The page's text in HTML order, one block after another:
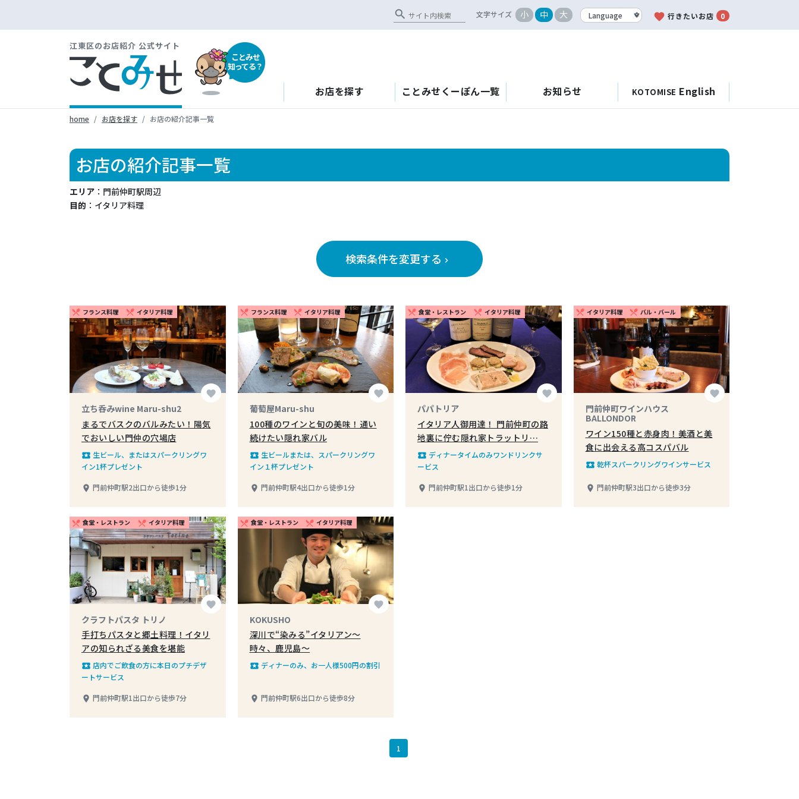
search 文字サイズ 小 中 大 favorite 行きたいお店 0
江東区のお店紹介 公式サイト
ことみせ
知ってる？
お店を探す ことみせくーぽん一覧 お知らせ KOTOMISE English
home お店を探す お店の紹介記事一覧
お店の紹介記事一覧
エリア ：門前仲町駅周辺
目的 ：イタリア料理
検索条件を変更する keyboard_arrow_right
restaurant_menu フランス料理 restaurant_menu イタリア料理
favorite
立ち呑みwine Maru-shu2
まるでバスクのバルみたい！陽気
でおいしい門仲の穴場店
local_play 生ビール、またはスパークリングワ
イン1杯プレゼント
place 門前仲町駅2出口から徒歩1分
restaurant_menu フランス料理 restaurant_menu イタリア料理
favorite
葡萄屋Maru-shu
100種のワインと旬の美味！通い
続けたい隠れ家バル
local_play 生ビールまたは、スパークリングワ
イン１杯プレゼント
place 門前仲町駅4出口から徒歩1分
restaurant_menu 食堂・レストラン restaurant_menu イタリア料理
favorite
パパトリア
イタリア人御用達！ 門前仲町の路
地裏に佇む隠れ家トラットリ…
local_play ディナータイムのみワンドリンクサ
ービス
place 門前仲町駅1出口から徒歩1分
restaurant_menu イタリア料理 restaurant_menu バル・バール
favorite
門前仲町ワインハウス
BALLONDOR
ワイン150種と赤身肉！美酒と美
食に出会える高コスパバル
local_play 乾杯スパークリングワインサービス
place 門前仲町駅3出口から徒歩3分
restaurant_menu 食堂・レストラン restaurant_menu イタリア料理
favorite
クラフトパスタ トリノ
手打ちパスタと郷土料理！イタリ
アの知られざる美食を堪能
local_play 店内でご飲食の方に本日のプチデザ
ートサービス
place 門前仲町駅1出口から徒歩7分
restaurant_menu 食堂・レストラン restaurant_menu イタリア料理
favorite
KOKUSHO
深川で“染みる”イタリアン～
時々、鹿児島～
local_play ディナーのみ、お一人様500円の割引
place 門前仲町駅6出口から徒歩8分
1